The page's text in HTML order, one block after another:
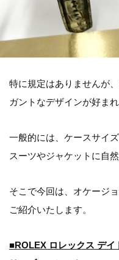
特に規定はありませんが
ガントなデザインが好まれ
一般的には、ケースサイ
スーツやジャケットに自
そこで今回は、オケージ
ご紹介いたします。
■ROLEX ロレックス デイ